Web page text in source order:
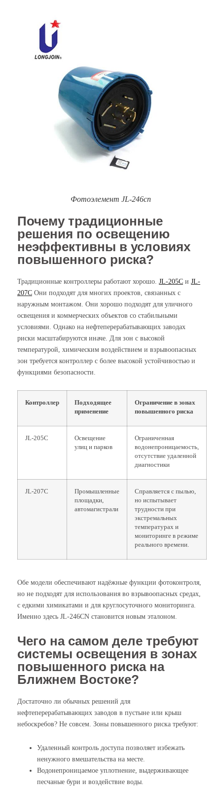
Фотоэлемент JL-246cn
Почему традиционные
решения по освещению
неэффективны в условиях
повышенного риска?
Традиционные контроллеры работают хорошо. JL-205C и JL-
207C Они подходят для многих проектов, связанных с
наружным монтажом. Они хорошо подходят для уличного
освещения и коммерческих объектов со стабильными
условиями. Однако на нефтеперерабатывающих заводах
риски масштабируются иначе. Для зон с высокой
температурой, химическим воздействием и взрывоопасных
зон требуется контроллер с более высокой устойчивостью и
функциями безопасности.
Контроллер
Подходящее
применение
Ограничение в зонах
повышенного риска
JL-205C
Освещение
улиц и парков
Ограниченная
водонепроницаемость,
отсутствие удаленной
диагностики
JL-207C
Промышленные
площадки,
автомагистрали
Справляется с пылью,
но испытывает
трудности при
экстремальных
температурах и
мониторинге в режиме
реального времени.
Обе модели обеспечивают надёжные функции фотоконтроля,
но не подходят для использования во взрывоопасных средах,
с едкими химикатами и для круглосуточного мониторинга.
Именно здесь JL-246CN становится новым эталоном.
Чего на самом деле требуют
системы освещения в зонах
повышенного риска на
Ближнем Востоке?
Достаточно ли обычных решений для
нефтеперерабатывающих заводов в пустыне или крыш
небоскребов? Не совсем. Зоны повышенного риска требуют:
Удаленный контроль доступа позволяет избежать
ненужного вмешательства на месте.
Водонепроницаемое уплотнение, выдерживающее
песчаные бури и воздействие воды.